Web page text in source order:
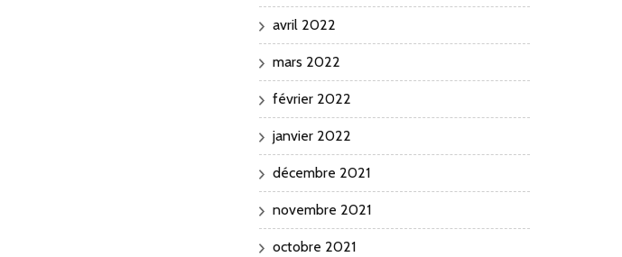
avril 2022
mars 2022
février 2022
janvier 2022
décembre 2021
novembre 2021
octobre 2021